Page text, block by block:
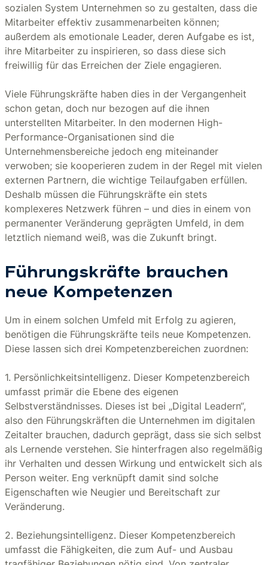
sozialen System Unternehmen so zu gestalten, dass die
Mitarbeiter effektiv zusammenarbeiten können;
außerdem als emotionale Leader, deren Aufgabe es ist,
ihre Mitarbeiter zu inspirieren, so dass diese sich
freiwillig für das Erreichen der Ziele engagieren.
Viele Führungskräfte haben dies in der Vergangenheit
schon getan, doch nur bezogen auf die ihnen
unterstellten Mitarbeiter. In den modernen High-
Performance-Organisationen sind die
Unternehmensbereiche jedoch eng miteinander
verwoben; sie kooperieren zudem in der Regel mit vielen
externen Partnern, die wichtige Teilaufgaben erfüllen.
Deshalb müssen die Führungskräfte ein stets
komplexeres Netzwerk führen – und dies in einem von
permanenter Veränderung geprägten Umfeld, in dem
letztlich niemand weiß, was die Zukunft bringt.
Führungskräfte brauchen
neue Kompetenzen
Um in einem solchen Umfeld mit Erfolg zu agieren,
benötigen die Führungskräfte teils neue Kompetenzen.
Diese lassen sich drei Kompetenzbereichen zuordnen:
1. Persönlichkeitsintelligenz. Dieser Kompetenzbereich
umfasst primär die Ebene des eigenen
Selbstverständnisses. Dieses ist bei „Digital Leadern“,
also den Führungskräften die Unternehmen im digitalen
Zeitalter brauchen, dadurch geprägt, dass sie sich selbst
als Lernende verstehen. Sie hinterfragen also regelmäßig
ihr Verhalten und dessen Wirkung und entwickelt sich als
Person weiter. Eng verknüpft damit sind solche
Eigenschaften wie Neugier und Bereitschaft zur
Veränderung.
2. Beziehungsintelligenz. Dieser Kompetenzbereich
umfasst die Fähigkeiten, die zum Auf- und Ausbau